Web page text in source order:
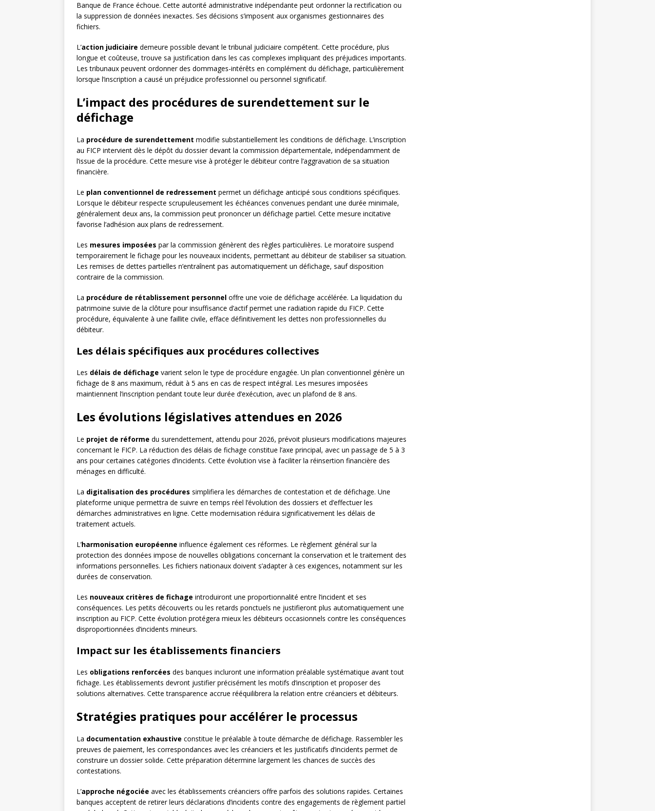
Banque de France échoue. Cette autorité administrative indépendante peut ordonner la rectification ou
la suppression de données inexactes. Ses décisions s’imposent aux organismes gestionnaires des
fichiers.
L’action judiciaire demeure possible devant le tribunal judiciaire compétent. Cette procédure, plus
longue et coûteuse, trouve sa justification dans les cas complexes impliquant des préjudices importants.
Les tribunaux peuvent ordonner des dommages-intérêts en complément du défichage, particulièrement
lorsque l’inscription a causé un préjudice professionnel ou personnel significatif.
L’impact des procédures de surendettement sur le
défichage
La procédure de surendettement modifie substantiellement les conditions de défichage. L’inscription
au FICP intervient dès le dépôt du dossier devant la commission départementale, indépendamment de
l’issue de la procédure. Cette mesure vise à protéger le débiteur contre l’aggravation de sa situation
financière.
Le plan conventionnel de redressement permet un défichage anticipé sous conditions spécifiques.
Lorsque le débiteur respecte scrupuleusement les échéances convenues pendant une durée minimale,
généralement deux ans, la commission peut prononcer un défichage partiel. Cette mesure incitative
favorise l’adhésion aux plans de redressement.
Les mesures imposées par la commission génèrent des règles particulières. Le moratoire suspend
temporairement le fichage pour les nouveaux incidents, permettant au débiteur de stabiliser sa situation.
Les remises de dettes partielles n’entraînent pas automatiquement un défichage, sauf disposition
contraire de la commission.
La procédure de rétablissement personnel offre une voie de défichage accélérée. La liquidation du
patrimoine suivie de la clôture pour insuffisance d’actif permet une radiation rapide du FICP. Cette
procédure, équivalente à une faillite civile, efface définitivement les dettes non professionnelles du
débiteur.
Les délais spécifiques aux procédures collectives
Les délais de défichage varient selon le type de procédure engagée. Un plan conventionnel génère un
fichage de 8 ans maximum, réduit à 5 ans en cas de respect intégral. Les mesures imposées
maintiennent l’inscription pendant toute leur durée d’exécution, avec un plafond de 8 ans.
Les évolutions législatives attendues en 2026
Le projet de réforme du surendettement, attendu pour 2026, prévoit plusieurs modifications majeures
concernant le FICP. La réduction des délais de fichage constitue l’axe principal, avec un passage de 5 à 3
ans pour certaines catégories d’incidents. Cette évolution vise à faciliter la réinsertion financière des
ménages en difficulté.
La digitalisation des procédures simplifiera les démarches de contestation et de défichage. Une
plateforme unique permettra de suivre en temps réel l’évolution des dossiers et d’effectuer les
démarches administratives en ligne. Cette modernisation réduira significativement les délais de
traitement actuels.
L’harmonisation européenne influence également ces réformes. Le règlement général sur la
protection des données impose de nouvelles obligations concernant la conservation et le traitement des
informations personnelles. Les fichiers nationaux doivent s’adapter à ces exigences, notamment sur les
durées de conservation.
Les nouveaux critères de fichage introduiront une proportionnalité entre l’incident et ses
conséquences. Les petits découverts ou les retards ponctuels ne justifieront plus automatiquement une
inscription au FICP. Cette évolution protégera mieux les débiteurs occasionnels contre les conséquences
disproportionnées d’incidents mineurs.
Impact sur les établissements financiers
Les obligations renforcées des banques incluront une information préalable systématique avant tout
fichage. Les établissements devront justifier précisément les motifs d’inscription et proposer des
solutions alternatives. Cette transparence accrue rééquilibrera la relation entre créanciers et débiteurs.
Stratégies pratiques pour accélérer le processus
La documentation exhaustive constitue le préalable à toute démarche de défichage. Rassembler les
preuves de paiement, les correspondances avec les créanciers et les justificatifs d’incidents permet de
construire un dossier solide. Cette préparation détermine largement les chances de succès des
contestations.
L’approche négociée avec les établissements créanciers offre parfois des solutions rapides. Certaines
banques acceptent de retirer leurs déclarations d’incidents contre des engagements de règlement partiel